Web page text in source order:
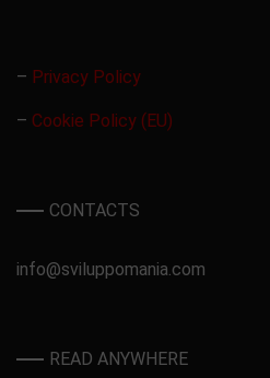
– Privacy Policy
– Cookie Policy (EU)
CONTACTS
info@sviluppomania.com
READ ANYWHERE